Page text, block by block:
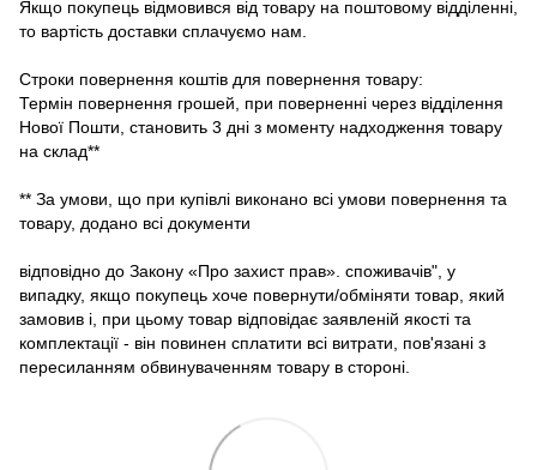
Якщо покупець відмовився від товару на поштовому відділенні,
то вартість доставки сплачуємо нам.
Строки повернення коштів для повернення товару:
Термін повернення грошей, при поверненні через відділення
Нової Пошти, становить 3 дні з моменту надходження товару
на склад**
** За умови, що при купівлі виконано всі умови повернення та
товару, додано всі документи
відповідно до Закону «Про захист прав». споживачів", у
випадку, якщо покупець хоче повернути/обміняти товар, який
замовив і, при цьому товар відповідає заявленій якості та
комплектації - він повинен сплатити всі витрати, пов'язані з
пересиланням обвинуваченням товару в стороні.